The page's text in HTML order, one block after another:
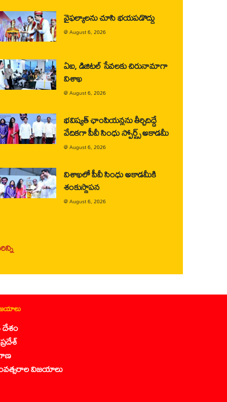
వైఫల్యాలను చూసి భయపడొద్దు
@August 6, 2026
ఏఐ, డిజిటల్ సేవలకు చిరునామాగా
విశాఖ
@August 6, 2026
భవిష్యత్ ఛాంపియన్లను తీర్చిదిద్దే
వేదికగా పీవీ సింధు స్పోర్ట్స్ అకాడమీ
@August 6, 2026
విశాఖలో పీవీ సింధు అకాడమీకి
శంకుస్థాపన
@August 6, 2026
విజయాలు